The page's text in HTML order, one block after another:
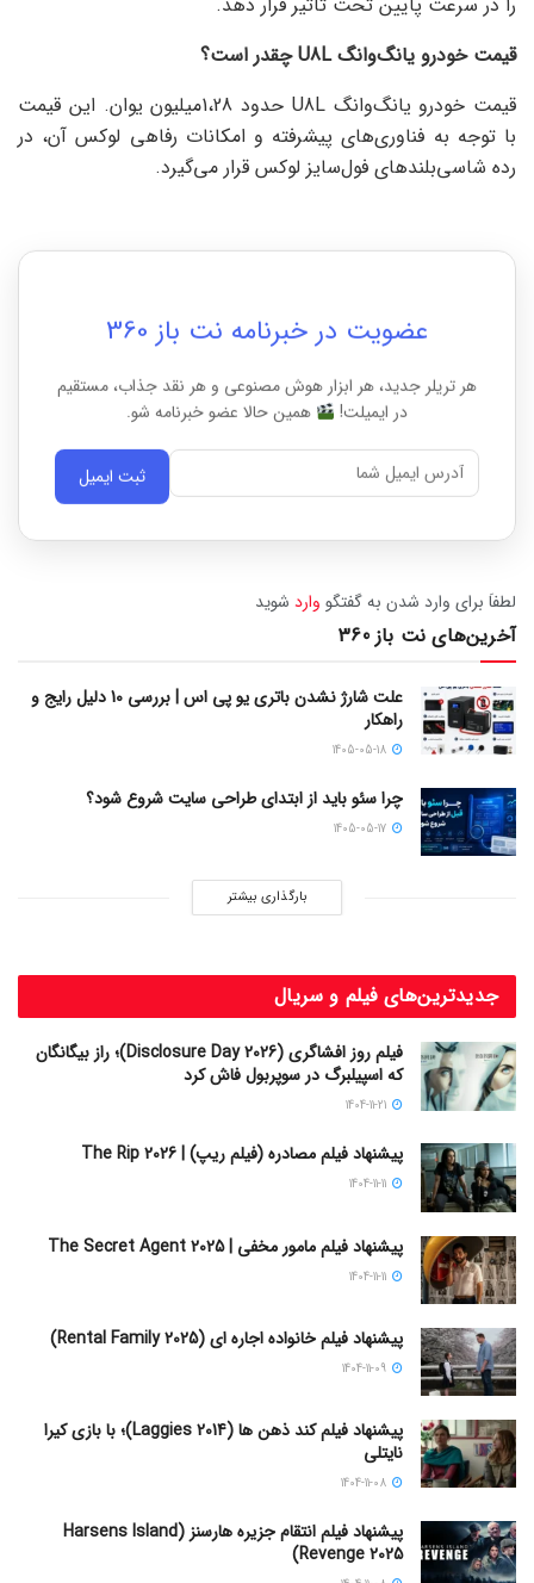
قیمت خودرو یانگ‌وانگU8L
چقدر است؟
قیمت خودرو یانگ‌وانگ U8L حدود 1،28میلیون یوان. این قیمت
با توجه به فناوری‌های پیشرفته و امکانات رفاهی لوکس آن، در
رده شاسی‌بلندهای فول‌سایز لوکس قرار می‌گیرد.
عضویت در خبرنامه نت باز 360
هر تریلر جدید، هر ابزار هوش مصنوعی و هر نقد جذاب، مستقیم
در ایمیلت!
همین حالا عضو خبرنامه شو.
ثبت ایمیل
لطفاَ برای وارد شدن به گفتگو وارد شوید
آخرین‌های نت باز 360
علت شارژ نشدن باتری یو پی اس | بررسی 10 دلیل رایج و
راهکار
چرا سئو باید از ابتدای طراحی سایت شروع شود؟
بارگذاری بیشتر
جدیدترین‌های فیلم و سریال
فیلم روز افشاگری (Disclosure Day 2026)؛ راز بیگانگان
که اسپیلبرگ در سوپربول فاش کرد
پیشنهاد فیلم مصادره (فیلم ریپ) | The Rip 2026
پیشنهاد فیلم مامور مخفی | The Secret Agent 2025
پیشنهاد فیلم خانواده اجاره‌ ای (Rental Family 2025)
پیشنهاد فیلم کند ذهن ها (Laggies 2014)؛ با بازی کیرا
نایتلی
پیشنهاد فیلم انتقام جزیره هارسنز (Harsens Island
Revenge 2025)